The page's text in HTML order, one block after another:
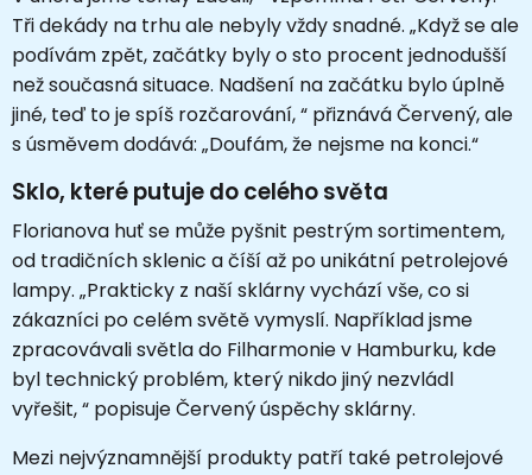
Tři dekády na trhu ale nebyly vždy snadné. „Když se ale
podívám zpět, začátky byly o sto procent jednodušší
než současná situace. Nadšení na začátku bylo úplně
jiné, teď to je spíš rozčarování, “ přiznává Červený, ale
s úsměvem dodává: „Doufám, že nejsme na konci.“
Sklo, které putuje do celého světa
Florianova huť se může pyšnit pestrým sortimentem,
od tradičních sklenic a číší až po unikátní petrolejové
lampy. „Prakticky z naší sklárny vychází vše, co si
zákazníci po celém světě vymyslí. Například jsme
zpracovávali světla do Filharmonie v Hamburku, kde
byl technický problém, který nikdo jiný nezvládl
vyřešit, “ popisuje Červený úspěchy sklárny.
Mezi nejvýznamnější produkty patří také petrolejové